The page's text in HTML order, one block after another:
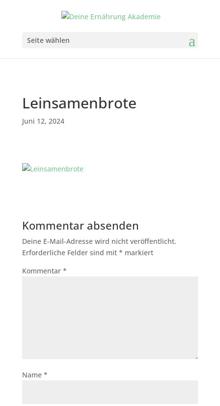
Seite wählen
Leinsamenbrote
Juni 12, 2024
Kommentar absenden
Deine E-Mail-Adresse wird nicht veröffentlicht.
Erforderliche Felder sind mit * markiert
Kommentar *
Name *